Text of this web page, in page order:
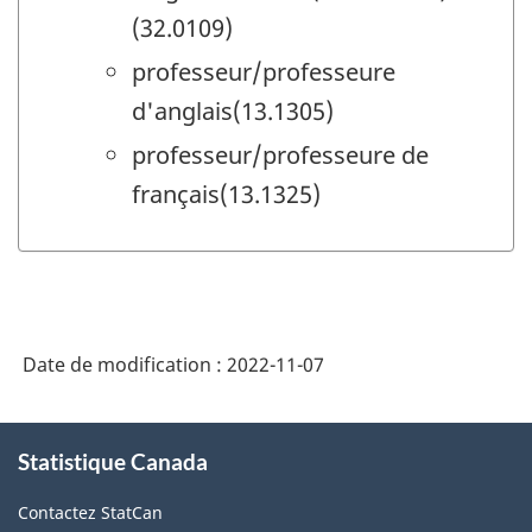
(32.0109)
professeur/professeure
d'anglais(13.1305)
professeur/professeure de
français(13.1325)
Date de modification : 2022-11-07
propos
ce
Statistique Canada
Contactez StatCan